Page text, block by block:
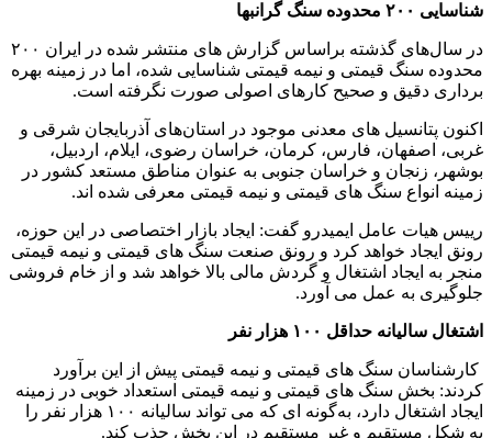
شناسایی ۲۰۰ محدوده سنگ گرانبها
در سال‌های گذشته براساس گزارش های منتشر شده در ایران ۲۰۰
محدوده سنگ قیمتی و نیمه قیمتی شناسایی شده، اما در زمینه بهره
برداری دقیق و صحیح کارهای اصولی صورت نگرفته است.
اکنون پتانسیل های معدنی موجود در استان‌های آذربایجان شرقی و
غربی، اصفهان، فارس، کرمان، خراسان رضوی، ایلام، اردبیل،
بوشهر، زنجان و خراسان جنوبی به عنوان مناطق مستعد کشور در
زمینه انواع سنگ های قیمتی و نیمه قیمتی معرفی شده اند.
رییس هیات عامل ایمیدرو گفت: ایجاد بازار اختصاصی در این حوزه،
رونق ایجاد خواهد کرد و رونق صنعت سنگ های قیمتی و نیمه قیمتی
منجر به ایجاد اشتغال و گردش مالی بالا خواهد شد و از خام فروشی
جلوگیری به عمل می آورد.
اشتغال سالیانه حداقل ۱۰۰ هزار نفر
کارشناسان سنگ های قیمتی و نیمه قیمتی پیش از این برآورد
کردند: بخش سنگ های قیمتی و نیمه قیمتی استعداد خوبی در زمینه
ایجاد اشتغال دارد، به‌گونه ای که می تواند سالیانه ۱۰۰ هزار نفر را
به شکل مستقیم و غیر مستقیم در این بخش جذب کند.